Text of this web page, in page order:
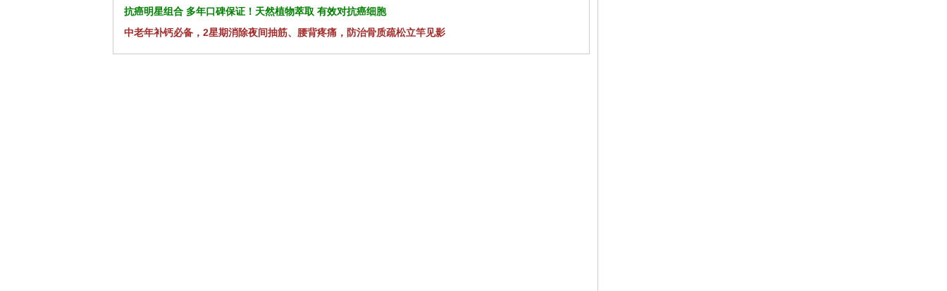
抗癌明星组合 多年口碑保证！天然植物萃取 有效对抗癌细胞
中老年补钙必备，2星期消除夜间抽筋、腰背疼痛，防治骨质疏松立竿见影